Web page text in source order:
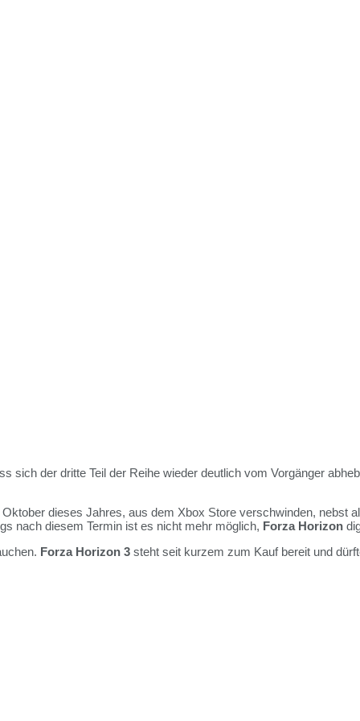
sich der dritte Teil der Reihe wieder deutlich vom Vorgänger
dieses Jahres, aus dem Xbox Store verschwinden, nebst
nach diesem Termin ist es nicht mehr möglich, Forza Horizon
Forza Horizon 3 steht seit kurzem zum Kauf bereit und